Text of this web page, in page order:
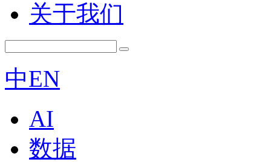
关于我们
中EN
AI
数据